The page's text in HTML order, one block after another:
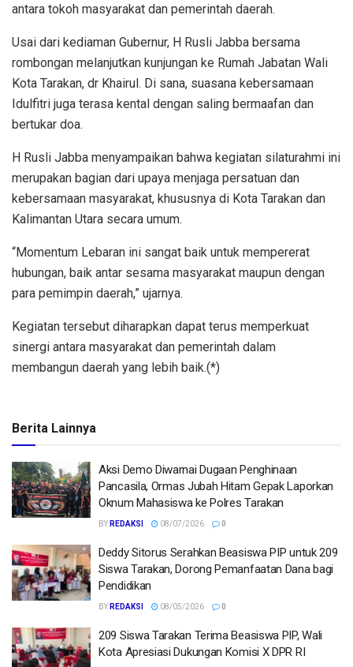
antara tokoh masyarakat dan pemerintah daerah.
Usai dari kediaman Gubernur, H Rusli Jabba bersama
rombongan melanjutkan kunjungan ke Rumah Jabatan Wali
Kota Tarakan, dr Khairul. Di sana, suasana kebersamaan
Idulfitri juga terasa kental dengan saling bermaafan dan
bertukar doa.
H Rusli Jabba menyampaikan bahwa kegiatan silaturahmi ini
merupakan bagian dari upaya menjaga persatuan dan
kebersamaan masyarakat, khususnya di Kota Tarakan dan
Kalimantan Utara secara umum.
“Momentum Lebaran ini sangat baik untuk mempererat
hubungan, baik antar sesama masyarakat maupun dengan
para pemimpin daerah,” ujarnya.
Kegiatan tersebut diharapkan dapat terus memperkuat
sinergi antara masyarakat dan pemerintah dalam
membangun daerah yang lebih baik.(*)
Berita Lainnya
Aksi Demo Diwarnai Dugaan Penghinaan
Pancasila, Ormas Jubah Hitam Gepak Laporkan
Oknum Mahasiswa ke Polres Tarakan
BY REDAKSI 08/07/2026 0
Deddy Sitorus Serahkan Beasiswa PIP untuk 209
Siswa Tarakan, Dorong Pemanfaatan Dana bagi
Pendidikan
BY REDAKSI 08/05/2026 0
209 Siswa Tarakan Terima Beasiswa PIP, Wali
Kota Apresiasi Dukungan Komisi X DPR RI